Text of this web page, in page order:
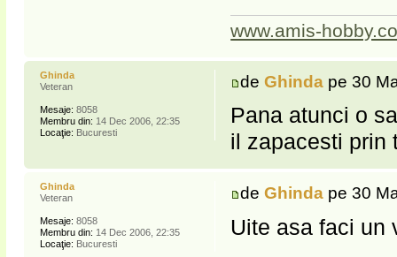
www.amis-
deGhinda pe 30
Pana atunci o
il zapacesti prin
Ghinda
Veteran
Mesaje: 8058
Membru din: 14 Dec 2006, 22:35
Locaţie: Bucuresti
deGhinda pe 30
Uite asa faci un
Ghinda
Veteran
Mesaje: 8058
Membru din: 14 Dec 2006, 22:35
Locaţie: Bucuresti